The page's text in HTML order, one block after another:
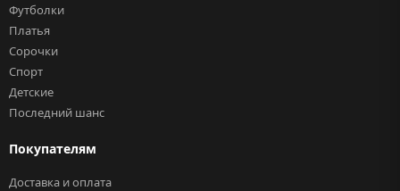
Футболки
Платья
Сорочки
Спорт
Детские
Последний шанс
Покупателям
Доставка и оплата